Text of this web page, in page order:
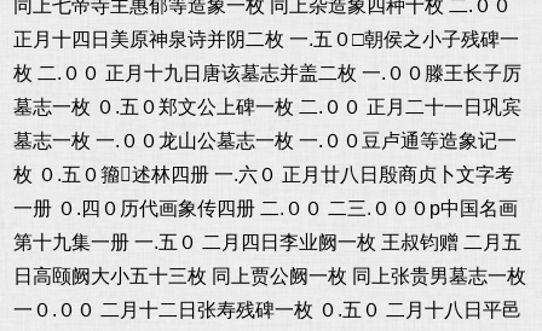
同上七帝寺主惠郁等造象一枚 同上杂造象四种十枚 二.００
正月十四日美原神泉诗并阴二枚 一.五０□朝侯之小子残碑一
枚 二.００ 正月十九日唐该墓志并盖二枚 一.００滕王长子厉
墓志一枚 ０.五０郑文公上碑一枚 二.００ 正月二十一日巩宾
墓志一枚 一.００龙山公墓志一枚 一.００豆卢通等造象记一
枚 ０.五０籀述林四册 一.六０ 正月廿八日殷商贞卜文字考
一册 ０.四０历代画象传四册 二.００ 二三.０００p中国名画
第十九集一册 一.五０ 二月四日李业阙一枚 王叔钧赠 二月五
日高颐阙大小五十三枚 同上贾公阙一枚 同上张贵男墓志一枚
一０.００ 二月十二日张寿残碑一枚 ０.五０ 二月十八日平邑